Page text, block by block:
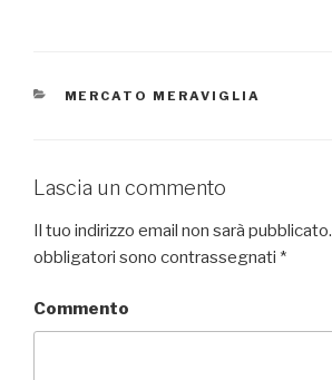
CATEGORIE
MERCATO MERAVIGLIA
Lascia un commento
Il tuo indirizzo email non sarà pubblicato.
obbligatori sono contrassegnati *
Commento